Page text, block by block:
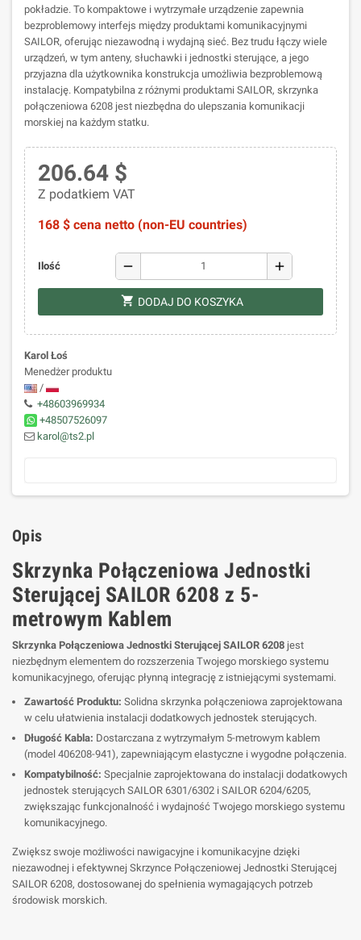
pokładzie. To kompaktowe i wytrzymałe urządzenie zapewnia
bezproblemowy interfejs między produktami komunikacyjnymi
SAILOR, oferując niezawodną i wydajną sieć. Bez trudu łączy wiele
urządzeń, w tym anteny, słuchawki i jednostki sterujące, a jego
przyjazna dla użytkownika konstrukcja umożliwia bezproblemową
instalację. Kompatybilna z różnymi produktami SAILOR, skrzynka
połączeniowa 6208 jest niezbędna do ulepszania komunikacji
morskiej na każdym statku.
206.64 $
Z podatkiem VAT
168 $ cena netto (non-EU countries)
Ilość remove add
shopping_cart DODAJ DO KOSZYKA
Karol Łoś
Menedżer produktu
/
+48603969934
+48507526097
karol@ts2.pl
Opis
Skrzynka Połączeniowa Jednostki
Sterującej SAILOR 6208 z 5-
metrowym Kablem
Skrzynka Połączeniowa Jednostki Sterującej SAILOR 6208 jest
niezbędnym elementem do rozszerzenia Twojego morskiego systemu
komunikacyjnego, oferując płynną integrację z istniejącymi systemami.
Zawartość Produktu: Solidna skrzynka połączeniowa zaprojektowana
w celu ułatwienia instalacji dodatkowych jednostek sterujących.
Długość Kabla: Dostarczana z wytrzymałym 5-metrowym kablem
(model 406208-941), zapewniającym elastyczne i wygodne połączenia.
Kompatybilność: Specjalnie zaprojektowana do instalacji dodatkowych
jednostek sterujących SAILOR 6301/6302 i SAILOR 6204/6205,
zwiększając funkcjonalność i wydajność Twojego morskiego systemu
komunikacyjnego.
Zwiększ swoje możliwości nawigacyjne i komunikacyjne dzięki
niezawodnej i efektywnej Skrzynce Połączeniowej Jednostki Sterującej
SAILOR 6208, dostosowanej do spełnienia wymagających potrzeb
środowisk morskich.